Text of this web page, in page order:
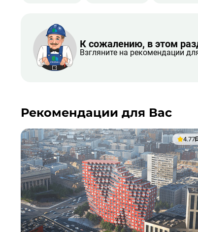
К сожалению, в этом
Взгляните на рекомендации
Рекомендации для Вас
4.77